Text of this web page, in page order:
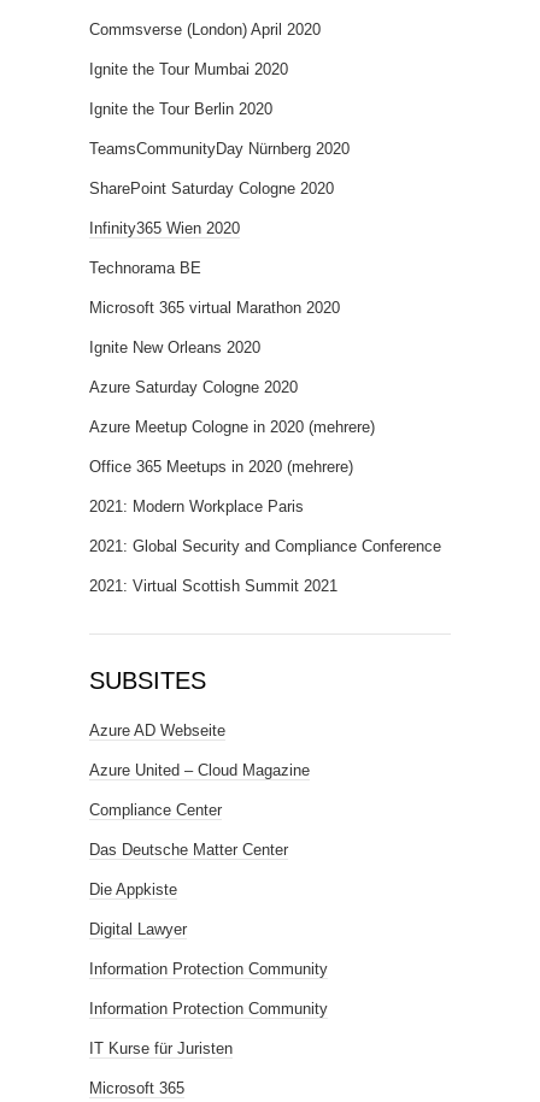
Commsverse (London) April 2020
Ignite the Tour Mumbai 2020
Ignite the Tour Berlin 2020
TeamsCommunityDay Nürnberg 2020
SharePoint Saturday Cologne 2020
Infinity365 Wien 2020
Technorama BE
Microsoft 365 virtual Marathon 2020
Ignite New Orleans 2020
Azure Saturday Cologne 2020
Azure Meetup Cologne in 2020 (mehrere)
Office 365 Meetups in 2020 (mehrere)
2021: Modern Workplace Paris
2021: Global Security and Compliance Conference
2021: Virtual Scottish Summit 2021
SUBSITES
Azure AD Webseite
Azure United – Cloud Magazine
Compliance Center
Das Deutsche Matter Center
Die Appkiste
Digital Lawyer
Information Protection Community
Information Protection Community
IT Kurse für Juristen
Microsoft 365